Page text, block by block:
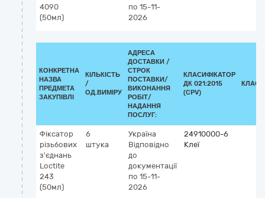
4090
(50мл)
по 15-11-
2026
КОНКРЕТНА
НАЗВА
ПРЕДМЕТА
ЗАКУПІВЛІ
КІЛЬКІСТЬ
/
ОД.ВИМІРУ
АДРЕСА
ДОСТАВКИ /
СТРОК
ПОСТАВКИ/
ВИКОНАННЯ
РОБІТ/
НАДАННЯ
ПОСЛУГ:
КЛАСИФІКАТОР
ДК 021:2015
(CPV)
Фіксатор
різьбових
з'єднань
Loctite
243
(50мл)
6
штука
Україна
Відповідно
до
документації
по 15-11-
2026
24910000-6
Клеї